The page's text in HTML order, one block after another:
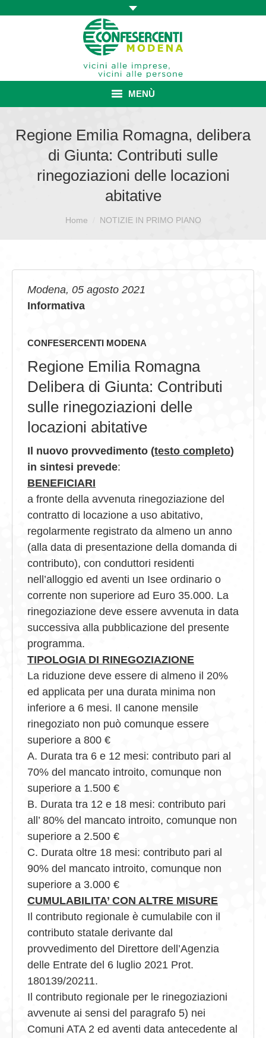
MENÙ
ASSOCIAZIONE
ISCRIZIONE E VANTAGGI
GIOVEDÌ GASTRONOMICI
CONTATTI
Regione Emilia Romagna, delibera
di Giunta: Contributi sulle
rinegoziazioni delle locazioni
abitative
Home NOTIZIE IN PRIMO PIANO
Modena, 05 agosto 2021
Informativa
CONFESERCENTI MODENA
Regione Emilia Romagna
Delibera di Giunta: Contributi
sulle rinegoziazioni delle
locazioni abitative
Il nuovo provvedimento (testo completo)
in sintesi prevede:
BENEFICIARI
a fronte della avvenuta rinegoziazione del
contratto di locazione a uso abitativo,
regolarmente registrato da almeno un anno
(alla data di presentazione della domanda di
contributo), con conduttori residenti
nell’alloggio ed aventi un Isee ordinario o
corrente non superiore ad Euro 35.000. La
rinegoziazione deve essere avvenuta in data
successiva alla pubblicazione del presente
programma.
TIPOLOGIA DI RINEGOZIAZIONE
La riduzione deve essere di almeno il 20%
ed applicata per una durata minima non
inferiore a 6 mesi. Il canone mensile
rinegoziato non può comunque essere
superiore a 800 €
A. Durata tra 6 e 12 mesi: contributo pari al
70% del mancato introito, comunque non
superiore a 1.500 €
B. Durata tra 12 e 18 mesi: contributo pari
all’ 80% del mancato introito, comunque non
superiore a 2.500 €
C. Durata oltre 18 mesi: contributo pari al
90% del mancato introito, comunque non
superiore a 3.000 €
CUMULABILITA’ CON ALTRE MISURE
Il contributo regionale è cumulabile con il
contributo statale derivante dal
provvedimento del Direttore dell’Agenzia
delle Entrate del 6 luglio 2021 Prot.
180139/20211.
Il contributo regionale per le rinegoziazioni
avvenute ai sensi del paragrafo 5) nei
Comuni ATA 2 ed aventi data antecedente al